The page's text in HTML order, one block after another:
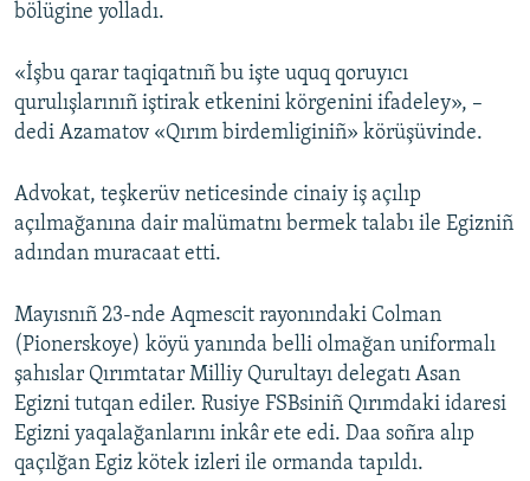
bölügine yolladı.
«İşbu qarar taqiqatnıñ bu işte uquq qoruyıcı
qurulışlarınıñ iştirak etkenini körgenini ifadeley», –
dedi Azamatov «Qırım birdemliginiñ» körüşüvinde.
Advokat, teşkerüv neticesinde cinaiy iş açılıp
açılmağanına dair malümatnı bermek talabı ile Egizniñ
adından muracaat etti.
Mayısnıñ 23-nde Aqmescit rayonındaki Colman
(Pionerskoye) köyü yanında belli olmağan uniformalı
şahıslar Qırımtatar Milliy Qurultayı delegatı Asan
Egizni tutqan ediler. Rusiye FSBsiniñ Qırımdaki idaresi
Egizni yaqalağanlarını inkâr ete edi. Daa soñra alıp
qaçılğan Egiz kötek izleri ile ormanda tapıldı.